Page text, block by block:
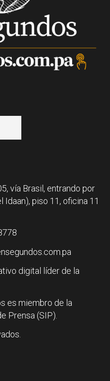
vía Brasil, entrando por
Idaan), piso 11, oficina 11
digital líder de la
es miembro de la
Prensa (SIP).